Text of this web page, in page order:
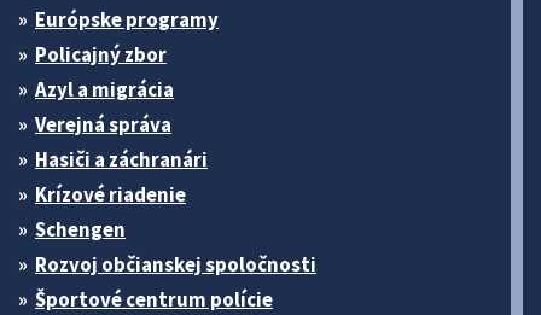
Európske programy
Policajný zbor
Azyl a migrácia
Verejná správa
Hasiči a záchranári
Krízové riadenie
Schengen
Rozvoj občianskej spoločnosti
Športové centrum polície